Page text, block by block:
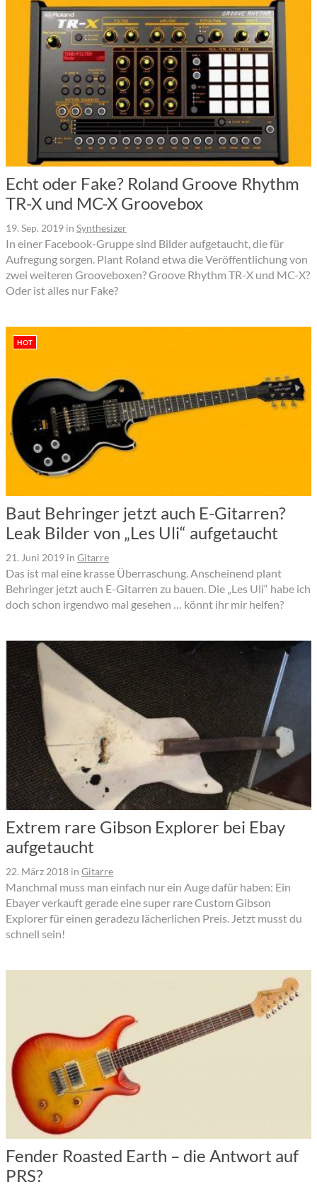
Echt oder Fake? Roland Groove Rhythm
TR-X und MC-X Groovebox
19. Sep. 2019 in Synthesizer
In einer Facebook-Gruppe sind Bilder aufgetaucht, die für
Aufregung sorgen. Plant Roland etwa die Veröffentlichung von
zwei weiteren Grooveboxen? Groove Rhythm TR-X und MC-X?
Oder ist alles nur Fake?
HOT
Baut Behringer jetzt auch E-Gitarren?
Leak Bilder von „Les Uli“ aufgetaucht
21. Juni 2019 in Gitarre
Das ist mal eine krasse Überraschung. Anscheinend plant
Behringer jetzt auch E-Gitarren zu bauen. Die „Les Uli“ habe ich
doch schon irgendwo mal gesehen … könnt ihr mir helfen?
Extrem rare Gibson Explorer bei Ebay
aufgetaucht
22. März 2018 in Gitarre
Manchmal muss man einfach nur ein Auge dafür haben: Ein
Ebayer verkauft gerade eine super rare Custom Gibson
Explorer für einen geradezu lächerlichen Preis. Jetzt musst du
schnell sein!
Fender Roasted Earth – die Antwort auf
PRS?